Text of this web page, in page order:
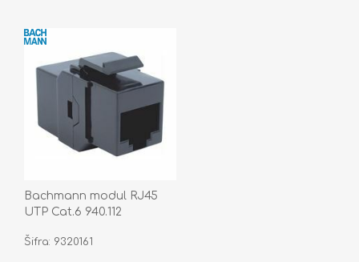
Bachmann modul RJ45
UTP Cat.6 940.112
Šifra: 9320161